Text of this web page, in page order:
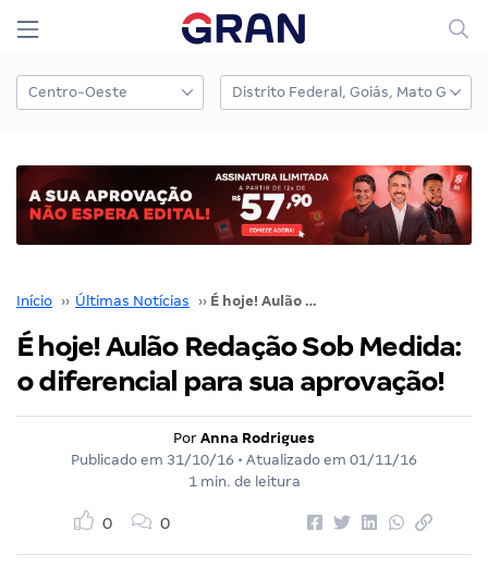
Início ›› Últimas Notícias ›› É hoje! Aulão Redação Sob Medida: o diferencial para sua aprovação!
É hoje! Aulão Redação Sob Medida:
o diferencial para sua aprovação!
Por Anna Rodrigues
Publicado em 31/10/16 • Atualizado em 01/11/16
1 min. de leitura
0 0